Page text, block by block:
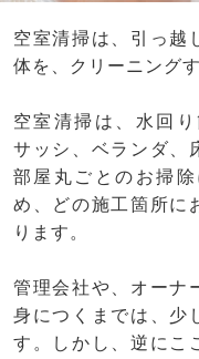
空室清掃は、引っ越
体を、クリーニング
空室清掃は、水回
サッシ、ベランダ、
部屋丸ごとのお掃
め、どの施工箇所に
ります。
管理会社や、オーナ
身につくまでは、少
す。しかし、逆にこ